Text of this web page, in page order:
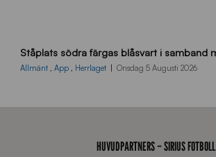
ö
d
Allmänt , App , Herrlaget Onsdag 5 Augusti 2026
HUVUDPARTNERS – SIRIUS FOTBOLL